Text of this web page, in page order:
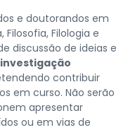
e doutorandos em
Filosofia, Filologia e
discussão de ideias e
contribuir
em curso. Não serão
apresentar
ou em vias de